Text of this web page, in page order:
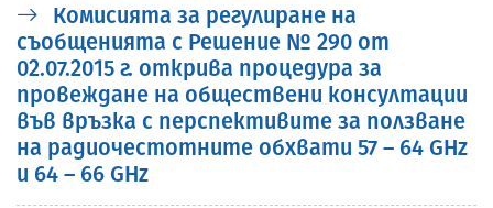
Комисията за регулиране на
съобщенията с Решение № 290 от
02.07.2015 г. открива процедура за
провеждане на обществени консултации
във връзка с перспективите за ползване
на радиочестотните обхвати 57 – 64 GHz
и 64 – 66 GHz